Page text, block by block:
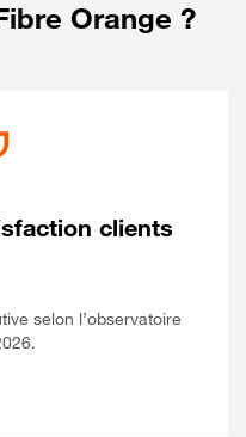
Orange ?
clients
selon l’observatoire